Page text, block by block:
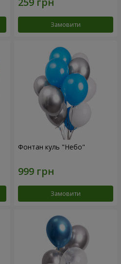
Замовити
Фонтан куль "Небо"
Замовити